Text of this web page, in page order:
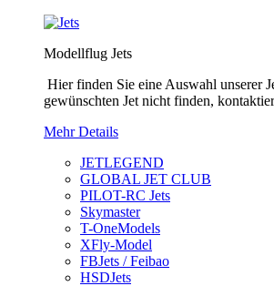
Modellflug Jets
Hier finden Sie eine Auswahl unserer
gewünschten Jet nicht finden,
Mehr Details
JETLEGEND
GLOBAL JET CLUB
PILOT-RC Jets
Skymaster
T-OneModels
XFly-Model
FBJets / Feibao
HSDJets